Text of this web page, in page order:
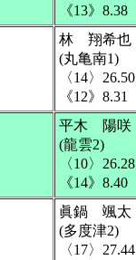
《13》8.38
林 翔希也
(丸亀南1)
〈14〉26.50
《12》8.31
平木 陽咲
(龍雲2)
〈10〉26.28
《14》8.40
眞鍋 颯太
(多度津2)
〈17〉27.44